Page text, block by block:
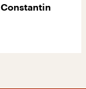
Constantin